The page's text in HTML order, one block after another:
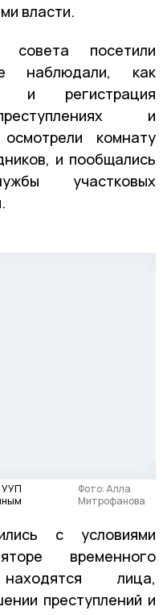
власти.
совета посетили
наблюдали, как
и регистрация
и
комнату
и пообщались
участковых
УУП
Фото: Алла
Митрофанова
с условиями
временного
лица,
преступлений и